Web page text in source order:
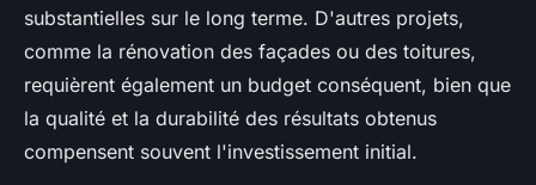
substantielles sur le long terme. D'autres projets,
comme la rénovation des façades ou des toitures,
requièrent également un budget conséquent, bien que
la qualité et la durabilité des résultats obtenus
compensent souvent l'investissement initial.